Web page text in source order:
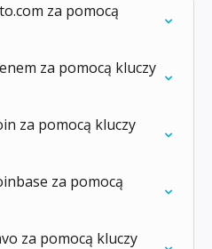
za pomocą
za pomocą kluczy
za pomocą kluczy
za pomocą
za pomocą kluczy